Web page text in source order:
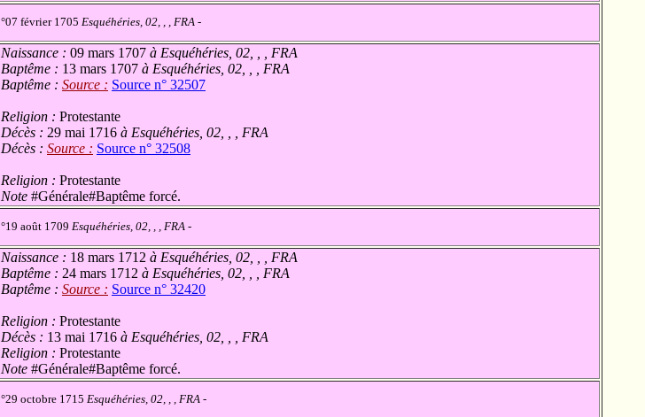
°07 février 1705 Esquéhéries, 02, , , FRA -
Naissance : 09 mars 1707 à Esquéhéries, 02, , , FRA
Baptême : 13 mars 1707 à Esquéhéries, 02, , , FRA
Baptême : Source : Source n° 32507
Religion : Protestante
Décès : 29 mai 1716 à Esquéhéries, 02, , , FRA
Décès : Source : Source n° 32508
Religion : Protestante
Note #Générale#Baptême forcé.
°19 août 1709 Esquéhéries, 02, , , FRA -
Naissance : 18 mars 1712 à Esquéhéries, 02, , , FRA
Baptême : 24 mars 1712 à Esquéhéries, 02, , , FRA
Baptême : Source : Source n° 32420
Religion : Protestante
Décès : 13 mai 1716 à Esquéhéries, 02, , , FRA
Religion : Protestante
Note #Générale#Baptême forcé.
°29 octobre 1715 Esquéhéries, 02, , , FRA -